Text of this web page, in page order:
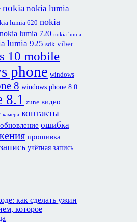
nokia nokia lumia
lumia 620 nokia
nokia lumia 720 nokia lumia
lumia 925 sdk viber
10 mobile
phone windows
8 windows phone 8.0
8.1 zune видео
камера контакты
обновление ошибка
прошивка
учётная запись
как сделать ужин
которое